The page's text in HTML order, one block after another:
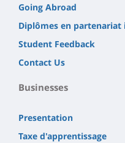
Going Abroad
Diplômes en
Student Feedback
Contact Us
Businesses
Presentation
Taxe d'apprentissage